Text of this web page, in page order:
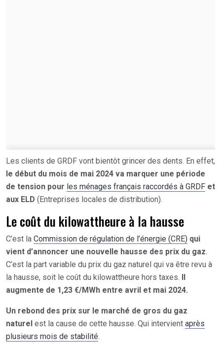
Les clients de GRDF vont bientôt grincer des dents. En effet,
le début du mois de mai 2024 va marquer une période
de tension pour les ménages français raccordés à GRDF et
aux ELD (Entreprises locales de distribution).
Le coût du kilowattheure à la hausse
C’est la Commission de régulation de l’énergie (CRE) qui
vient d’annoncer une nouvelle hausse des prix du gaz.
C’est la part variable du prix du gaz naturel qui va être revu à
la hausse, soit le coût du kilowattheure hors taxes. Il
augmente de 1,23 €/MWh entre avril et mai 2024.
Un rebond des prix sur le marché de gros du gaz
naturel est la cause de cette hausse. Qui intervient après
plusieurs mois de stabilité.